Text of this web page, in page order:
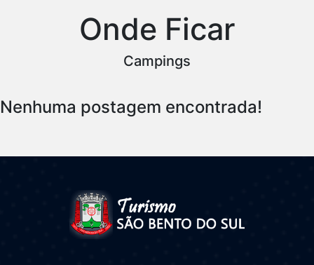
Onde Ficar
Campings
Nenhuma postagem encontrada!